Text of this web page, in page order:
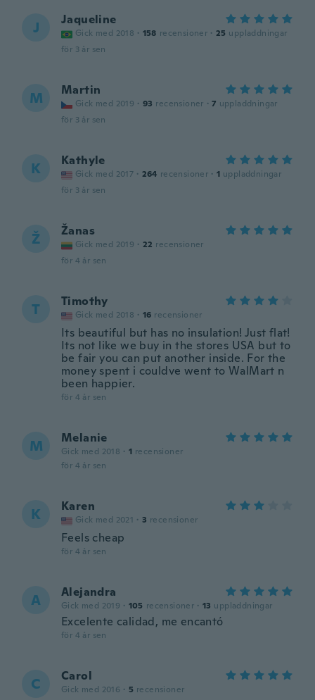
J Jaqueline
Gick med 2018 · 158 recensioner · 25 uppladdningar
för 3 år sen
M Martin
Gick med 2019 · 93 recensioner · 7 uppladdningar
för 3 år sen
K Kathyle
Gick med 2017 · 264 recensioner · 1 uppladdningar
för 3 år sen
Ž Žanas
Gick med 2019 · 22 recensioner
för 4 år sen
T Timothy
Gick med 2018 · 16 recensioner
Its beautiful but has no insulation! Just flat!
Its not like we buy in the stores USA but to
be fair you can put another inside. For the
money spent i couldve went to WalMart n
been happier.
för 4 år sen
M Melanie
Gick med 2018 · 1 recensioner
för 4 år sen
K Karen
Gick med 2021 · 3 recensioner
Feels cheap
för 4 år sen
A Alejandra
Gick med 2019 · 105 recensioner · 13 uppladdningar
Excelente calidad, me encantó
för 4 år sen
C Carol
Gick med 2016 · 5 recensioner